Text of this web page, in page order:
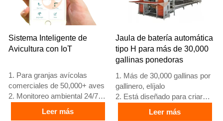
Sistema Inteligente de
Avicultura con IoT
1. Para granjas avícolas
comerciales de 50,000+ aves
2. Monitoreo ambiental 24/7
3. Mejora en conversión
alimenticia del 15-20%
Leer más
Jaula de batería automática
tipo H para más de 30,000
gallinas ponedoras
1. Más de 30,000 gallinas por
gallinero, elíjalo
2. Está diseñado para criar
pollos de 12 o 16 semanas de
edad hasta gallinas ponedoras
Leer más